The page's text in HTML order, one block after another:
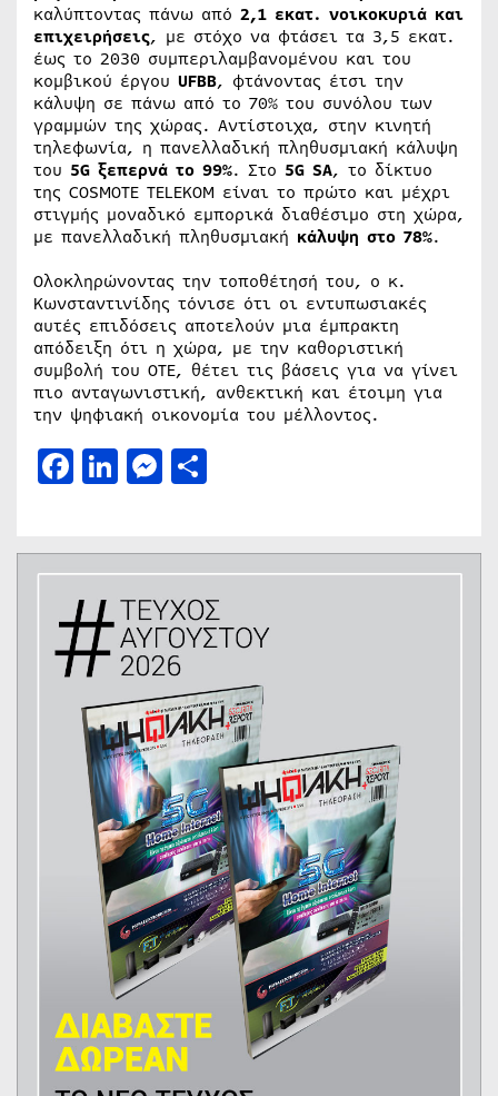
καλύπτοντας πάνω από 2,1 εκατ. νοικοκυριά και
επιχειρήσεις, με στόχο να φτάσει τα 3,5 εκατ.
έως το 2030 συμπεριλαμβανομένου και του
κομβικού έργου UFBB, φτάνοντας έτσι την
κάλυψη σε πάνω από το 70% του συνόλου των
γραμμών της χώρας. Αντίστοιχα, στην κινητή
τηλεφωνία, η πανελλαδική πληθυσμιακή κάλυψη
του 5G ξεπερνά το 99%. Στο 5G SA, το δίκτυο
της COSMOTE TELEKOM είναι το πρώτο και μέχρι
στιγμής μοναδικό εμπορικά διαθέσιμο στη χώρα,
με πανελλαδική πληθυσμιακή κάλυψη στο 78%.
Ολοκληρώνοντας την τοποθέτησή του, ο κ.
Κωνσταντινίδης τόνισε ότι οι εντυπωσιακές
αυτές επιδόσεις αποτελούν μια έμπρακτη
απόδειξη ότι η χώρα, με την καθοριστική
συμβολή του ΟΤΕ, θέτει τις βάσεις για να γίνει
πιο ανταγωνιστική, ανθεκτική και έτοιμη για
την ψηφιακή οικονομία του μέλλοντος.
Facebook
LinkedIn
Messenger